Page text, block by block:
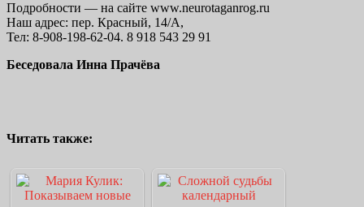
Подробности — на сайте www.neurotaganrog.ru
Наш адрес: пер. Красный, 14/А,
Тел: 8-908-198-62-04. 8 918 543 29 91
Беседовала Инна Прачёва
Читать также: